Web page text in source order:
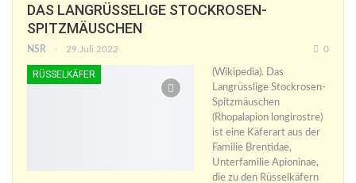
DAS LANGRÜSSELIGE STOCKROSEN-
SPITZMÄUSCHEN
NSR 29.Juli 2022 0
RÜSSELKÄFER
(Wikipedia). Das
Langrüsslige Stockrosen-
Spitzmäuschen
(Rhopalapion longirostre)
ist eine Käferart aus der
Familie Brentidae,
Unterfamilie Apioninae,
die zu den Rüsselkäfern